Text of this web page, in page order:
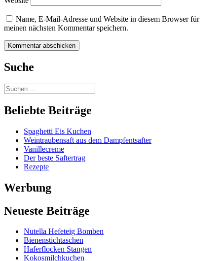
Name, E-Mail-Adresse und Website in diesem Browser für
meinen nächsten Kommentar speichern.
Suche
Beliebte Beiträge
Spaghetti Eis Kuchen
Weintraubensaft aus dem Dampfentsafter
Vanillecreme
Der beste Saftertrag
Rezepte
Werbung
Neueste Beiträge
Nutella Hefeteig Bomben
Bienenstichtaschen
Haferflocken Stangen
Kokosmilchkuchen